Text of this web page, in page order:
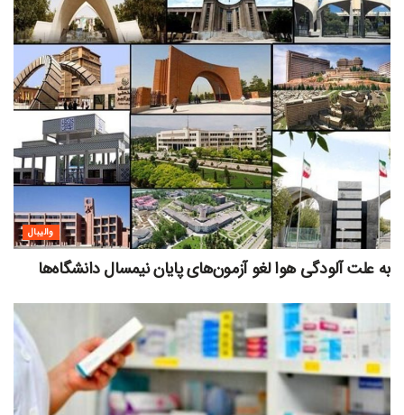
والیبال
به علت آلودگی هوا لغو آزمون‌های پایان نیمسال دانشگاه‌ها